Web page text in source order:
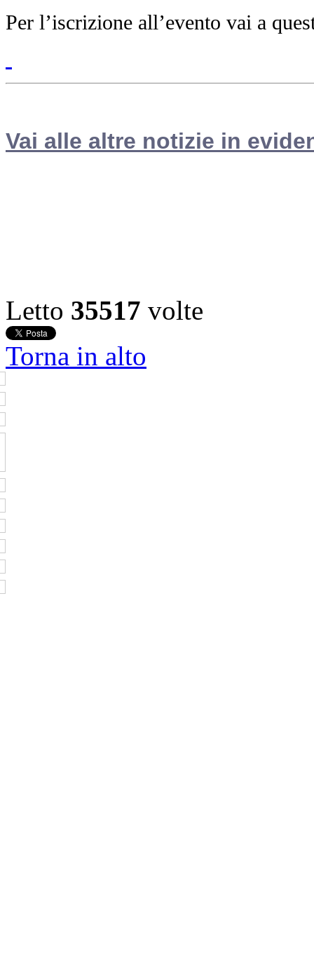
Per l’iscrizione all’evento vai a
Vai alle altre notizie in
Letto 35517 volte
Torna in alto